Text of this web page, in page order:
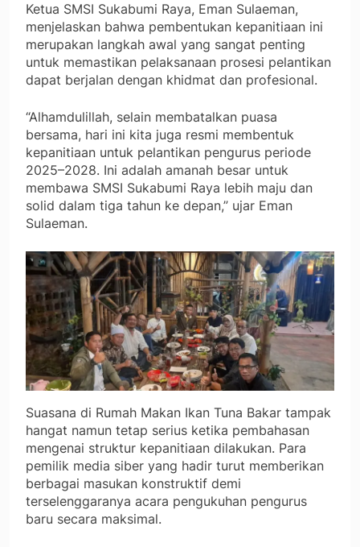
Ketua SMSI Sukabumi Raya, Eman Sulaeman,
menjelaskan bahwa pembentukan kepanitiaan ini
merupakan langkah awal yang sangat penting
untuk memastikan pelaksanaan prosesi pelantikan
dapat berjalan dengan khidmat dan profesional.
“Alhamdulillah, selain membatalkan puasa
bersama, hari ini kita juga resmi membentuk
kepanitiaan untuk pelantikan pengurus periode
2025–2028. Ini adalah amanah besar untuk
membawa SMSI Sukabumi Raya lebih maju dan
solid dalam tiga tahun ke depan,” ujar Eman
Sulaeman.
Suasana di Rumah Makan Ikan Tuna Bakar tampak
hangat namun tetap serius ketika pembahasan
mengenai struktur kepanitiaan dilakukan. Para
pemilik media siber yang hadir turut memberikan
berbagai masukan konstruktif demi
terselenggaranya acara pengukuhan pengurus
baru secara maksimal.